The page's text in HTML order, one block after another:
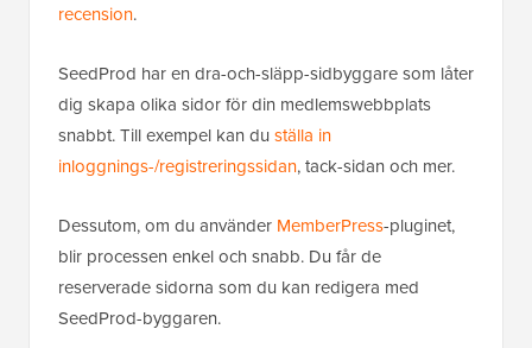
recension.
SeedProd har en dra-och-släpp-sidbyggare som låter
dig skapa olika sidor för din medlemswebbplats
snabbt. Till exempel kan du ställa in
inloggnings-/registreringssidan, tack-sidan och mer.
Dessutom, om du använder MemberPress-pluginet,
blir processen enkel och snabb. Du får de
reserverade sidorna som du kan redigera med
SeedProd-byggaren.